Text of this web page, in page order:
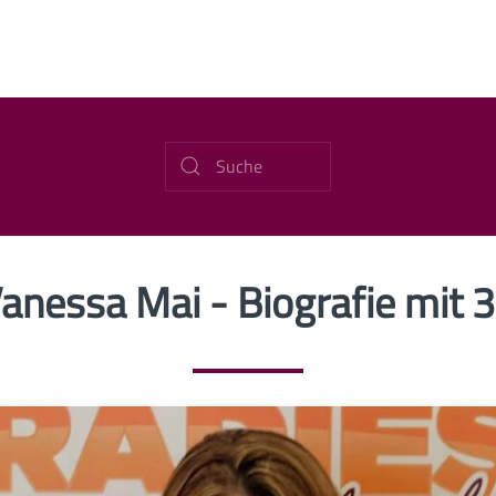
Mai - Biografie mit